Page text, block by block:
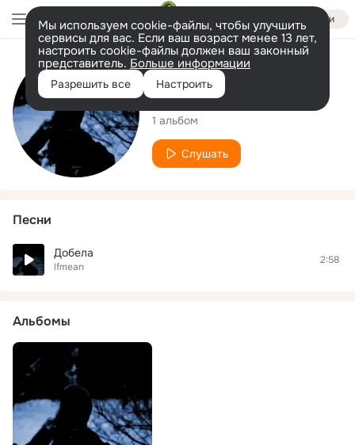
Войти
Мы используем cookie-файлы, чтобы улучшить
сервисы для вас. Если ваш возраст менее 13 лет,
настроить cookie-файлы должен ваш законный
представитель. Больше информации
Разрешить все Настроить
Исполнитель
lfmean
1 альбом
Слушать
Песни
Добела
lfmean
2:58
Альбомы